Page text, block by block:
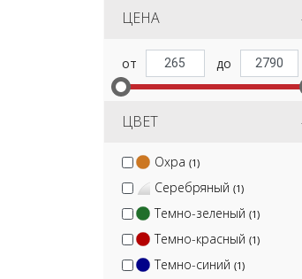
ЦЕНА
ЦВЕТ
Охра (1)
Серебряный (1)
Темно-зеленый (1)
Темно-красный (1)
Темно-синий (1)